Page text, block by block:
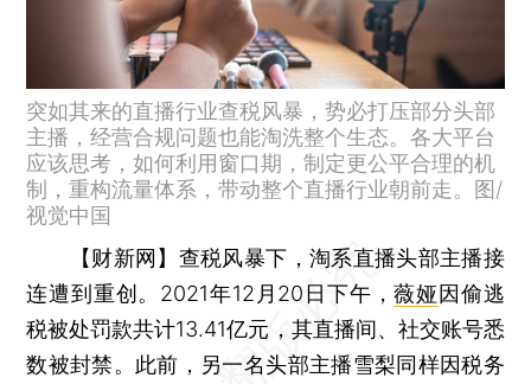
突如其来的直播行业查税风暴，势必打压部分头部
主播，经营合规问题也能淘洗整个生态。各大平台
应该思考，如何利用窗口期，制定更公平合理的机
制，重构流量体系，带动整个直播行业朝前走。图/
视觉中国
【财新网】 查税风暴下，淘系直播头部主播接
连遭到重创。2021年12月20日下午，薇娅因偷逃
税被处罚款共计13.41亿元，其直播间、社交账号悉
数被封禁。此前，另一名头部主播雪梨同样因税务